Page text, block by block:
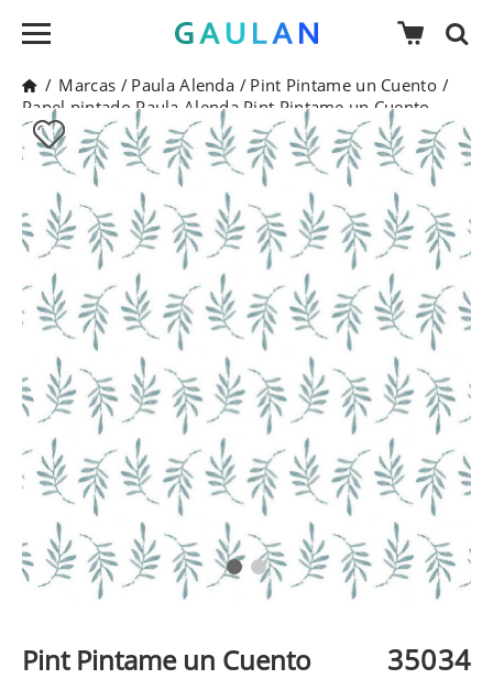
/ Marcas / Paula Alenda / Pint Pintame un Cuento /
Papel pintado Paula Alenda Pint Pintame un Cuento -
35034
Pint Pintame un Cuento 35034